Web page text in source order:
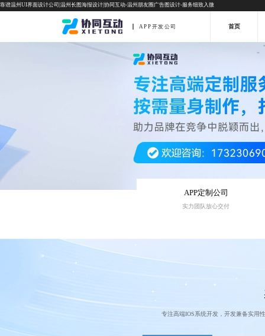
靠谱温州UI界面设计公司|温州长图海报设计|协同互动-温州朋友圈广告图设计-服务细致入微
APP开发公司 首页
APP定制公司
实力团队放心交付
专注高端IOS系统开发，开发兼备实用